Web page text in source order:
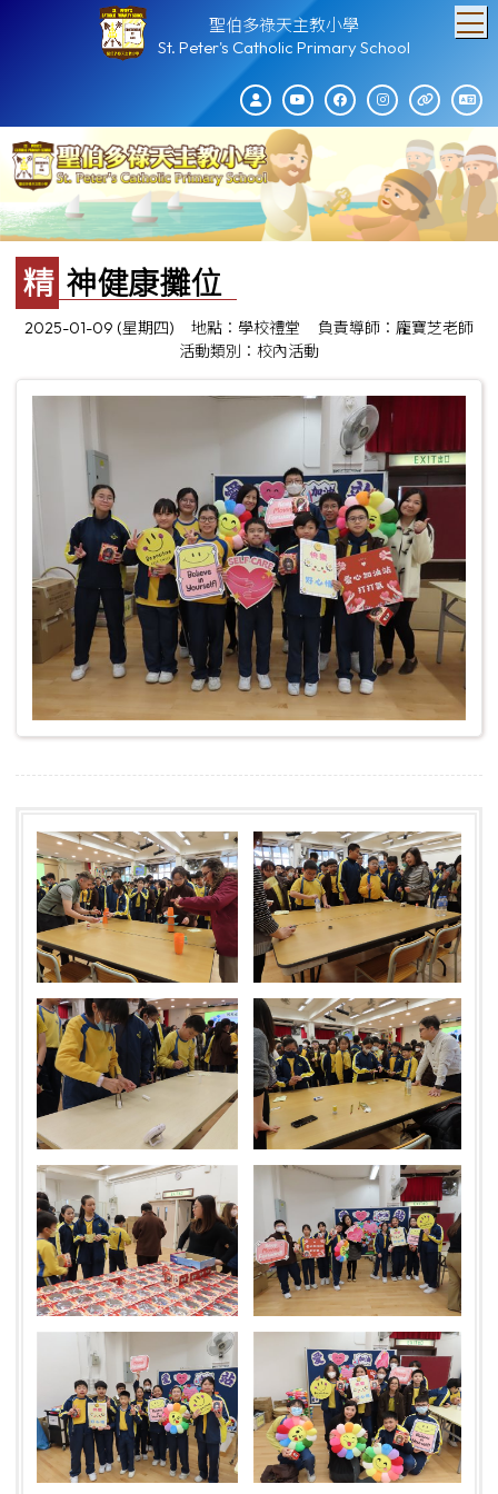
聖伯多祿天主教小學
St. Peter's Catholic Primary School
精神健康攤位
2025-01-09 (星期四) 地點：學校禮堂
負責導師：龐寶芝老師
活動類別：校內活動